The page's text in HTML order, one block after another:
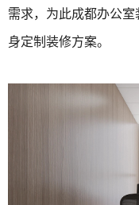
需求，为此成都办公
身定制装修方案。